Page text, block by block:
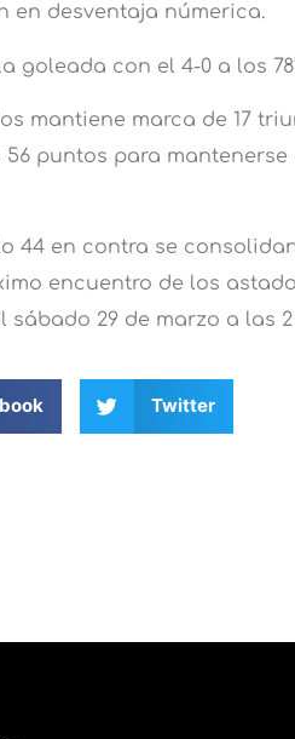
en desventaja númerica.
goleada con el 4-0 a los
mantiene marca de 17
puntos para
44 en contra se
encuentro de los
29 de marzo a las
Twitter